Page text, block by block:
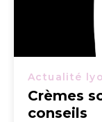
Actualité
Crèmes
conseils